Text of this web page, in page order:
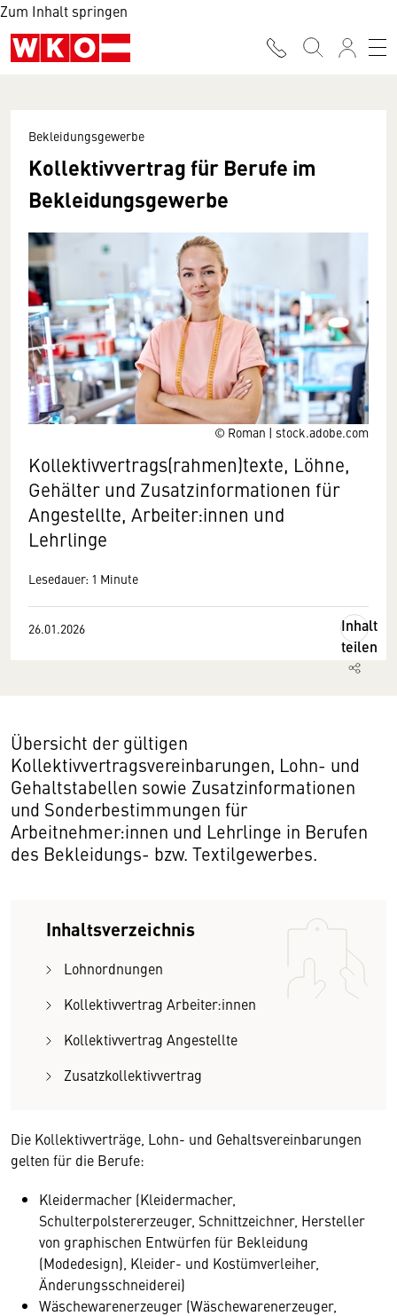
Zum Inhalt springen
© Roman | stock.adobe.com
Bekleidungsgewerbe
Kollektivvertrag für Berufe im
Bekleidungsgewerbe
Kollektivvertrags(rahmen)texte, Löhne,
Gehälter und Zusatzinformationen für
Angestellte, Arbeiter:innen und
Lehrlinge
Lesedauer: 1 Minute
26.01.2026
Inhalt
teilen
Übersicht der gültigen
Kollektivvertragsvereinbarungen, Lohn- und
Gehaltstabellen sowie Zusatzinformationen
und Sonderbestimmungen für
Arbeitnehmer:innen und Lehrlinge in Berufen
des Bekleidungs- bzw. Textilgewerbes.
Inhaltsverzeichnis
Lohnordnungen
Kollektivvertrag Arbeiter:innen
Kollektivvertrag Angestellte
Zusatzkollektivvertrag
Die Kollektivverträge, Lohn- und Gehaltsvereinbarungen
gelten für die Berufe:
Kleidermacher (Kleidermacher,
Schulterpolstererzeuger, Schnittzeichner, Hersteller
von graphischen Entwürfen für Bekleidung
(Modedesign), Kleider- und Kostümverleiher,
Änderungsschneiderei)
Wäschewarenerzeuger (Wäschewarenerzeuger,